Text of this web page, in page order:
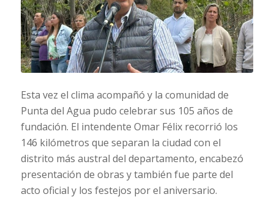
Esta vez el clima acompañó y la comunidad de
Punta del Agua pudo celebrar sus 105 años de
fundación. El intendente Omar Félix recorrió los
146 kilómetros que separan la ciudad con el
distrito más austral del departamento, encabezó
presentación de obras y también fue parte del
acto oficial y los festejos por el aniversario.